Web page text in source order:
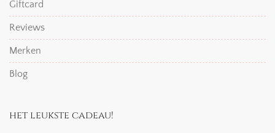
Giftcard
Reviews
Merken
Blog
het leukste cadeau!